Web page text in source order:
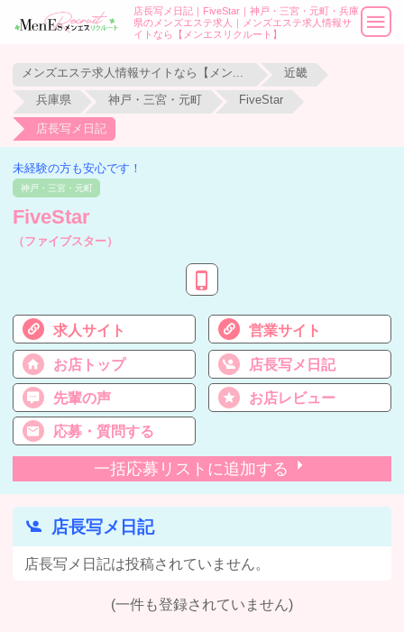
店長写メ日記｜FiveStar｜神戸・三宮・元町・兵庫
県のメンズエステ求人｜メンズエステ求人情報サ
イトなら【メンエスリクルート】
近畿
兵庫県 神戸・三宮・元町 FiveStar
店長写メ日記
未経験の方も安心です！
神戸・三宮・元町
FiveStar
（ファイブスター）
求人サイト 営業サイト
お店トップ 店長写メ日記
先輩の声 お店レビュー
応募・質問する
一括応募リストに追加する
店長写メ日記
店長写メ日記は投稿されていません。
(一件も登録されていません)